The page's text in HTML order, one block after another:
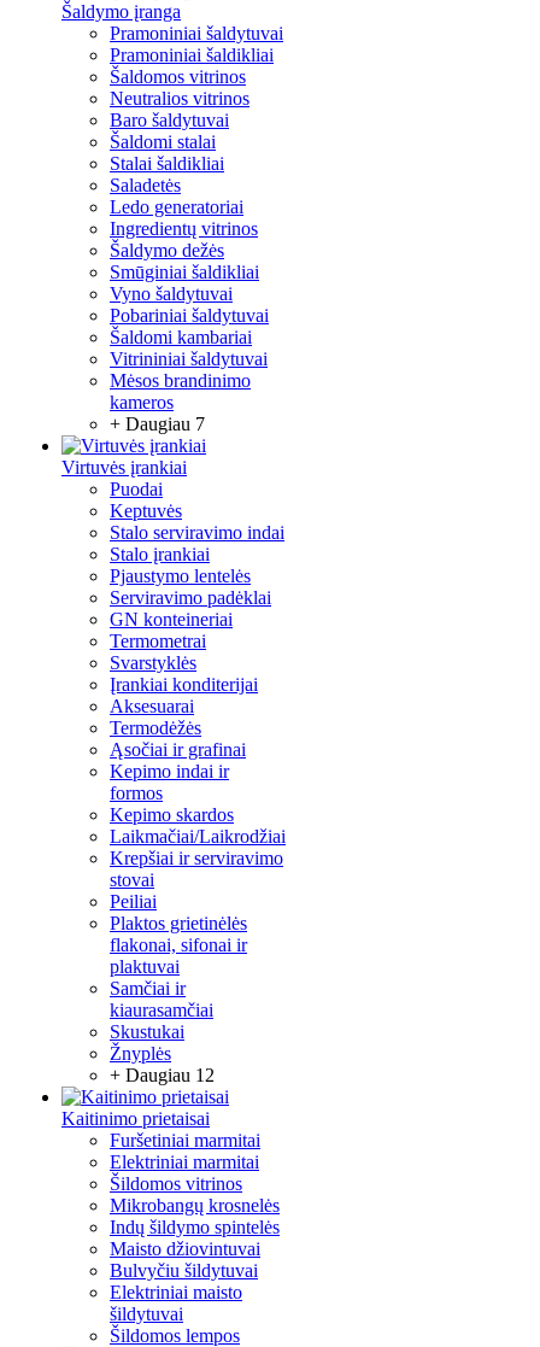
Šaldymo įranga
Pramoniniai šaldytuvai
Pramoniniai šaldikliai
Šaldomos vitrinos
Neutralios vitrinos
Baro šaldytuvai
Šaldomi stalai
Stalai šaldikliai
Saladetės
Ledo generatoriai
Ingredientų vitrinos
Šaldymo dežės
Smūginiai šaldikliai
Vyno šaldytuvai
Pobariniai šaldytuvai
Šaldomi kambariai
Vitrininiai šaldytuvai
Mėsos brandinimo
kameros
+ Daugiau 7
Virtuvės įrankiai
Puodai
Keptuvės
Stalo serviravimo indai
Stalo įrankiai
Pjaustymo lentelės
Serviravimo padėklai
GN konteineriai
Termometrai
Svarstyklės
Įrankiai konditerijai
Aksesuarai
Termodėžės
Ąsočiai ir grafinai
Kepimo indai ir
formos
Kepimo skardos
Laikmačiai/Laikrodžiai
Krepšiai ir serviravimo
stovai
Peiliai
Plaktos grietinėlės
flakonai, sifonai ir
plaktuvai
Samčiai ir
kiaurasamčiai
Skustukai
Žnyplės
+ Daugiau 12
Kaitinimo prietaisai
Furšetiniai marmitai
Elektriniai marmitai
Šildomos vitrinos
Mikrobangų krosnelės
Indų šildymo spintelės
Maisto džiovintuvai
Bulvyčiu šildytuvai
Elektriniai maisto
šildytuvai
Šildomos lempos